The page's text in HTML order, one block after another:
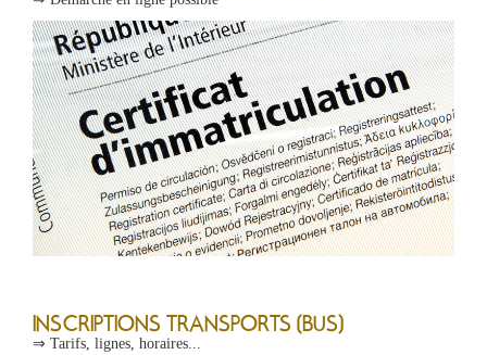
&
Loisirs
|
Tourisme
Sports
Billetterie
|
Circulation
INSCRIPTIONS TRANSPORTS (BUS)
⇒ Tarifs, lignes, horaires...